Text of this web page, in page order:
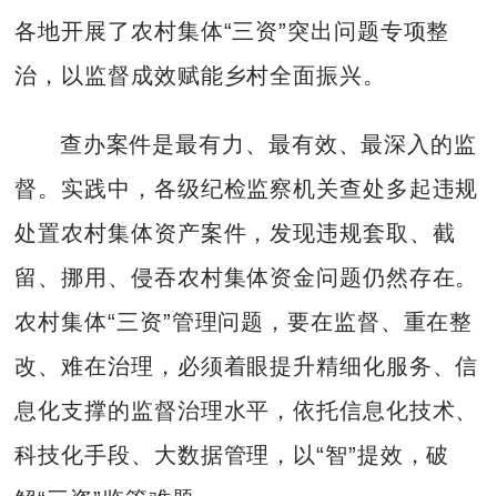
各地开展了农村集体“三资”突出问题专项整
治，以监督成效赋能乡村全面振兴。
查办案件是最有力、最有效、最深入的监
督。实践中，各级纪检监察机关查处多起违规
处置农村集体资产案件，发现违规套取、截
留、挪用、侵吞农村集体资金问题仍然存在。
农村集体“三资”管理问题，要在监督、重在整
改、难在治理，必须着眼提升精细化服务、信
息化支撑的监督治理水平，依托信息化技术、
科技化手段、大数据管理，以“智”提效，破